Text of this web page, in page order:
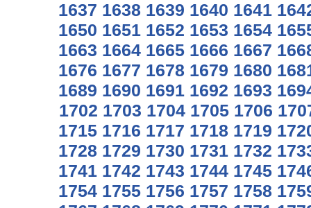
1637 1638 1639 1640 1641
1650 1651 1652 1653 1654
1663 1664 1665 1666 1667
1676 1677 1678 1679 1680
1689 1690 1691 1692 1693
1702 1703 1704 1705 1706
1715 1716 1717 1718 1719
1728 1729 1730 1731 1732
1741 1742 1743 1744 1745
1754 1755 1756 1757 1758